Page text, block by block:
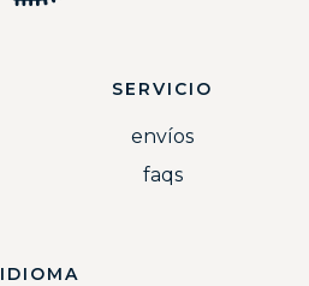
SERVICIO
envíos
faqs
IDIOMA